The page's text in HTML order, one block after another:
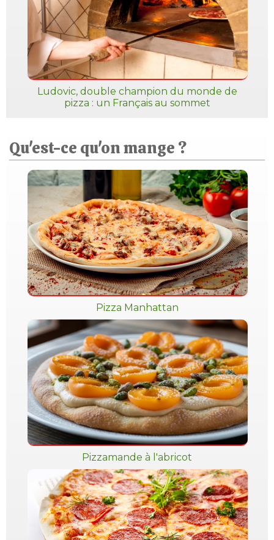
Ludovic, double champion du monde de
pizza : un Français au sommet
Qu'est-ce qu'on mange ?
Pizza Manhattan
Pizzamande à l'abricot